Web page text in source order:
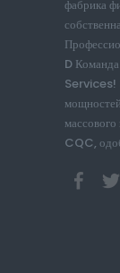
фабрика
D
Services!
CQC,